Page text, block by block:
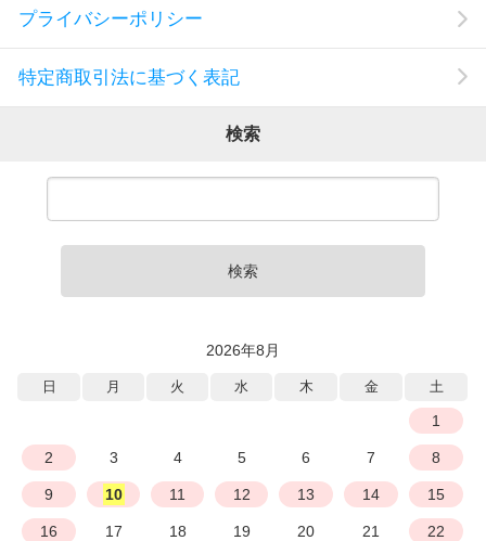
プライバシーポリシー
特定商取引法に基づく表記
検索
検索
2026年8月
日 月 火 水 木 金 土
1
2 3 4 5 6 7 8
9 10 11 12 13 14 15
16 17 18 19 20 21 22